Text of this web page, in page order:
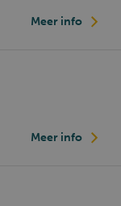
Meer info
Meer info